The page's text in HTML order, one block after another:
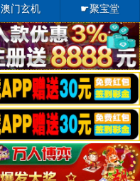
澳门玄机 ☛聚宝堂